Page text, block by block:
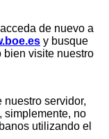
de nuevo a
y busque
bien visite nuestro
nuestro servidor,
simplemente, no
utilizando el